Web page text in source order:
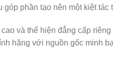
phần tạo nên một kiệt
và thể hiện đẳng cấp
hãng với nguồn gốc minh